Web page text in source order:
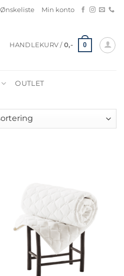
Ønskeliste Min konto
HANDLEKURV / 0,- 0
OUTLET